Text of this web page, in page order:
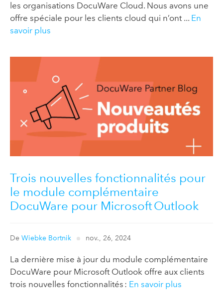
les organisations DocuWare Cloud. Nous avons une
offre spéciale pour les clients cloud qui n’ont ... En
savoir plus
Trois nouvelles fonctionnalités pour
le module complémentaire
DocuWare pour Microsoft Outlook
De Wiebke Bortnik nov., 26, 2024
La dernière mise à jour du module complémentaire
DocuWare pour Microsoft Outlook offre aux clients
trois nouvelles fonctionnalités : En savoir plus